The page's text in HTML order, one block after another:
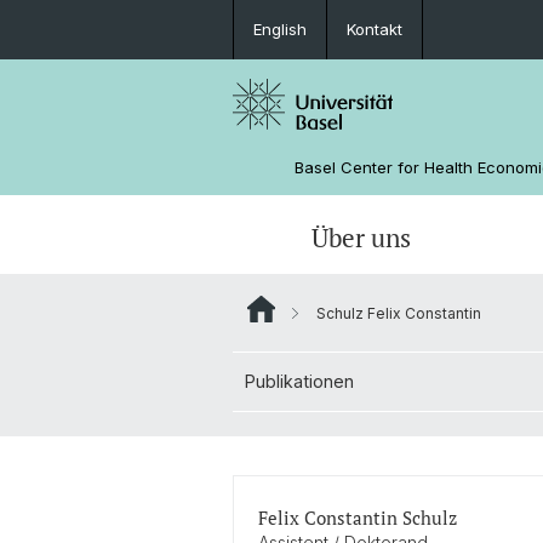
English Kontakt
Basel Center for Health
Über uns
Wissenschaftlicher Beirat
Forschende
Veranstaltungen
WWZ
Forschung
Schulz Felix Constantin
Publikationen
Felix Constantin Schulz